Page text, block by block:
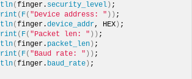
(finger. security_level ) ;
( F( "Device address: " )) ;
(finger.device_addr, HEX ) ;
( F( "Packet len: " )) ;
(finger. packet_len ) ;
( F( "Baud rate: " )) ;
(finger. baud_rate ) ;